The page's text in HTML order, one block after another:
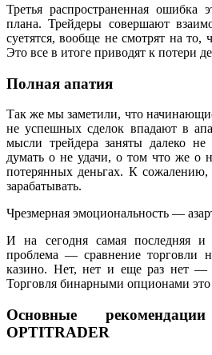
Третья распространенная ошибка
плана. Трейдеры совершают
суетятся, вообще не смотрят на то,
Это все в итоге приводят к потери
Полная апатия
Так же мы заметили, что
не успешных сделок впадают в
мысли трейдера заняты далеко
думать о не удачи, о том что же о
потерянных деньгах. К сожалению,
зарабатывать.
Чрезмерная эмоциональность —
И на сегодня самая последняя и
проблема — сравнение торговли
казино. Нет, нет и еще раз нет —
Торговля бинарными опционами это
Основные
OPTITRADER